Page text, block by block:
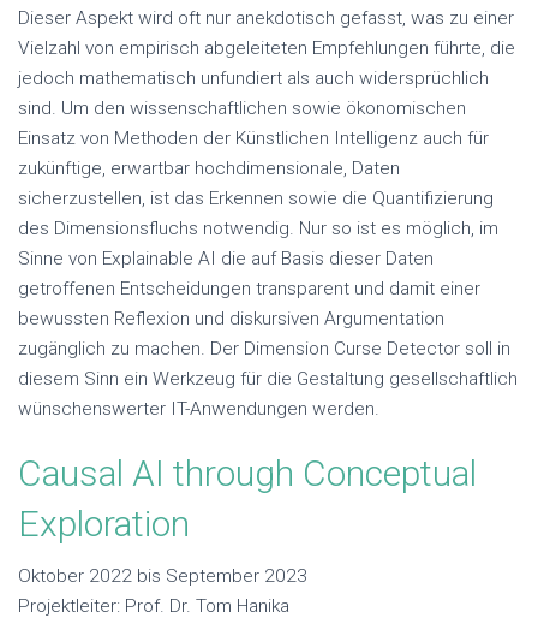
Dieser Aspekt wird oft nur anekdotisch gefasst, was zu einer
Vielzahl von empirisch abgeleiteten Empfehlungen führte, die
jedoch mathematisch unfundiert als auch widersprüchlich
sind. Um den wissenschaftlichen sowie ökonomischen
Einsatz von Methoden der Künstlichen Intelligenz auch für
zukünftige, erwartbar hochdimensionale, Daten
sicherzustellen, ist das Erkennen sowie die Quantifizierung
des Dimensionsfluchs notwendig. Nur so ist es möglich, im
Sinne von Explainable AI die auf Basis dieser Daten
getroffenen Entscheidungen transparent und damit einer
bewussten Reflexion und diskursiven Argumentation
zugänglich zu machen. Der Dimension Curse Detector soll in
diesem Sinn ein Werkzeug für die Gestaltung gesellschaftlich
wünschenswerter IT-Anwendungen werden.
Causal AI through Conceptual
Exploration
Oktober 2022 bis September 2023
Projektleiter: Prof. Dr. Tom Hanika